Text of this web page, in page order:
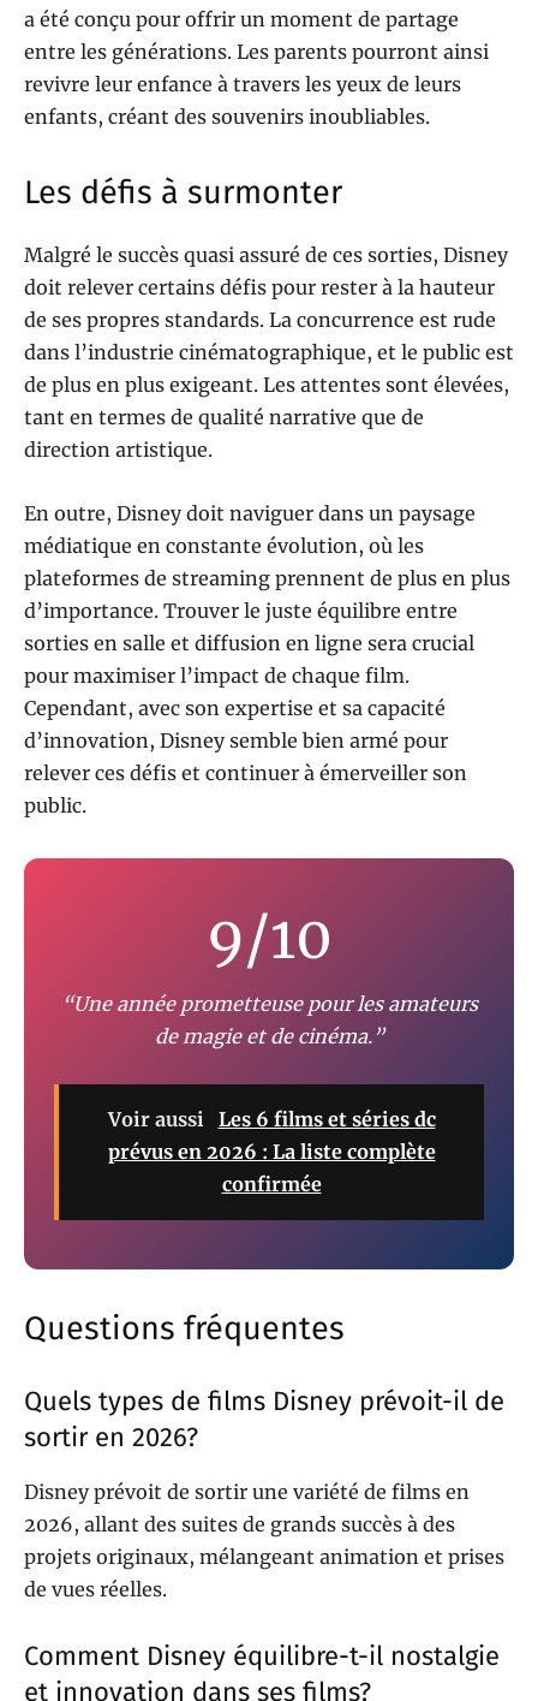
a été conçu pour offrir un moment de partage
entre les générations. Les parents pourront ainsi
revivre leur enfance à travers les yeux de leurs
enfants, créant des souvenirs inoubliables.
Les défis à surmonter
Malgré le succès quasi assuré de ces sorties, Disney
doit relever certains défis pour rester à la hauteur
de ses propres standards. La concurrence est rude
dans l’industrie cinématographique, et le public est
de plus en plus exigeant. Les attentes sont élevées,
tant en termes de qualité narrative que de
direction artistique.
En outre, Disney doit naviguer dans un paysage
médiatique en constante évolution, où les
plateformes de streaming prennent de plus en plus
d’importance. Trouver le juste équilibre entre
sorties en salle et diffusion en ligne sera crucial
pour maximiser l’impact de chaque film.
Cependant, avec son expertise et sa capacité
d’innovation, Disney semble bien armé pour
relever ces défis et continuer à émerveiller son
public.
9/10
“Une année prometteuse pour les amateurs
de magie et de cinéma.”
Voir aussi
Les 6 films et séries dc
prévus en 2026 : La liste complète
confirmée
Questions fréquentes
Quels types de films Disney prévoit-il de
sortir en 2026?
Disney prévoit de sortir une variété de films en
2026, allant des suites de grands succès à des
projets originaux, mélangeant animation et prises
de vues réelles.
Comment Disney équilibre-t-il nostalgie
et innovation dans ses films?